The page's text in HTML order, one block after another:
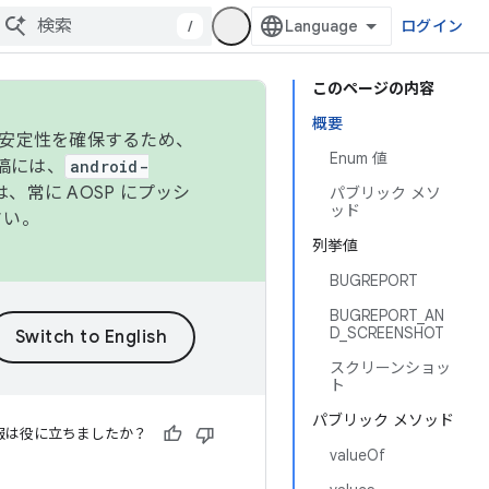
/ ログイン
このページの内容
概要
Enum 値
パブリック メソ
ッド
列挙値
BUGREPORT
BUGREPORT_AN
D_SCREENSHOT
スクリーンショッ
ト
パブリック メソッド
valueOf
性を確保するため、
は、
android-
常に AOSP にプッシ
。
は役に立ちましたか？